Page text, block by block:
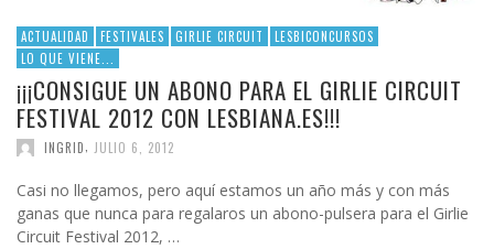
ACTUALIDAD FESTIVALES GIRLIE CIRCUIT
LESBICONCURSOS
LO QUE VIENE...
¡¡¡CONSIGUE UN ABONO PARA EL GIRLIE CIRCUIT
FESTIVAL 2012 CON LESBIANA.ES!!!
INGRID, JULIO 6, 2012
Casi no llegamos, pero aquí estamos un año más y con más
ganas que nunca para regalaros un abono-pulsera para el Girlie
Circuit Festival 2012, …